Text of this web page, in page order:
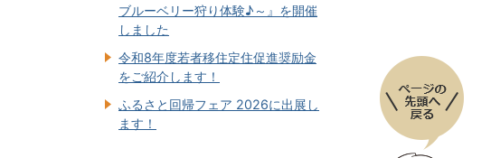
ブルーベリー狩り体験♪～』を開催
しました
令和8年度若者移住定住促進奨励金
をご紹介します！
ふるさと回帰フェア 2026に出展し
ます！